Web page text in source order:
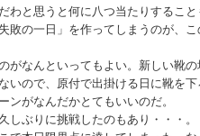
わと思うと何に八つ当たりするこ
敗の一日」を作ってしまうのが、
がなんといってもよい。新しい靴の
いので、原付で出掛ける日に靴を
ンがなんだかとてもいいのだ。
ぶりに挑戦したのもあり・・・。